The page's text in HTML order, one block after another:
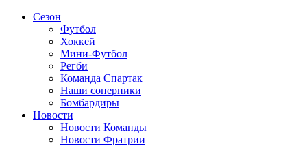
Сезон
Футбол
Хоккей
Мини-Футбол
Регби
Команда Спартак
Наши соперники
Бомбардиры
Новости
Новости Команды
Новости Фратрии